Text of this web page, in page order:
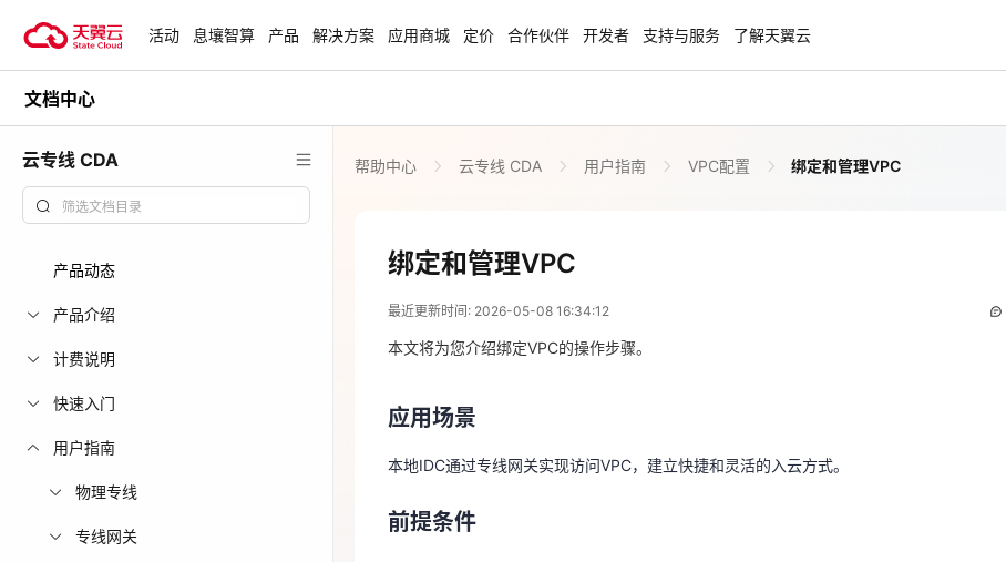
试用，产品折扣等，助您降本增
安全隔离版OpenClaw NEW 聚力AI赋能 天翼云大模型专项
企业出海解决方案
助力您的业务扬帆出海，通达全球！
“一云多芯、一云多态”,国产化软件全面适配，
爆款云主机全场特惠，2核4G只要1.8折起！
免费活动
活动 息壤智算 产品 解决方案 应用商城 定价 合作伙伴 开发者 支持与服务 了解天翼云
文档中心
云专线 CDA
产品动态
产品介绍
计费说明
快速入门
用户指南
物理专线
专线网关
帮助中心 云专线 CDA 用户指南 VPC配置 绑定和管理VPC
绑定和管理VPC
最近更新时间: 2026-05-08 16:34:12
2026-05-08 08:34:12
应用场景
专线网关已创建BGP或静态路由，具体操作说明详见
本文将为您介绍绑定VPC的操作步骤。
应用场景
本地IDC通过专线网关实现访问VPC，建立快捷和灵活的入云方式。
前提条件